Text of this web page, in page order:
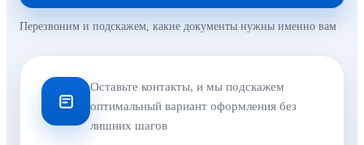
Перезвоним и подскажем, какие документы нужны именно вам
Оставьте контакты, и мы подскажем
оптимальный вариант оформления без
лишних шагов